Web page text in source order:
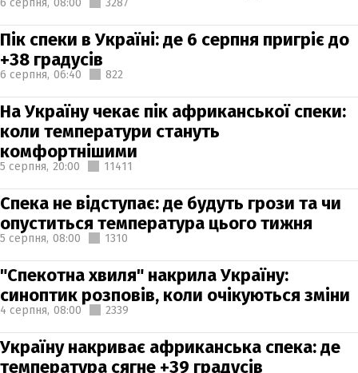
Пік спеки в Україні: де 6 серпня пригріє до
+38 градусів
6 серпня, 06:40 822
На Україну чекає пік африканської спеки:
коли температури стануть
комфортнішими
5 серпня, 20:00 11411
Спека не відступає: де будуть грози та чи
опуститься температура цього тижня
5 серпня, 08:00 1310
"Спекотна хвиля" накрила Україну:
синоптик розповів, коли очікуються зміни
4 серпня, 08:00 2339
Україну накриває африканська спека: де
температура сягне +39 градусів